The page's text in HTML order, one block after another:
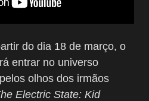
do dia 18 de março, o
entrar no universo
pelos olhos dos irmãos
Electric State: Kid